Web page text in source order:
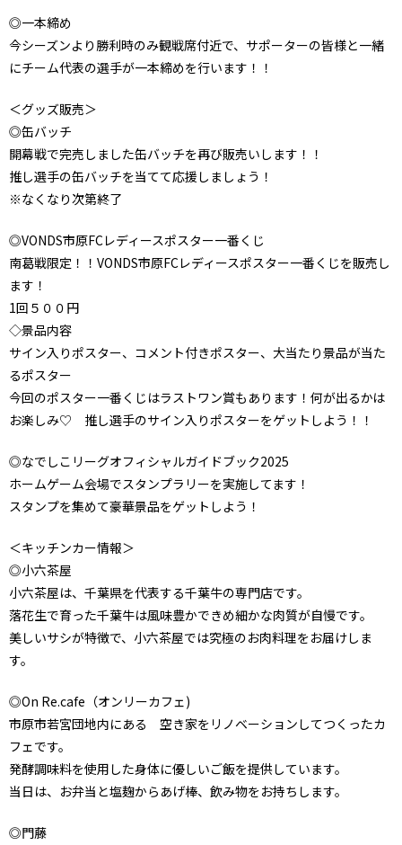
◎一本締め
今シーズンより勝利時のみ観戦席付近で、サポーターの皆様と一緒
にチーム代表の選手が一本締めを行います！！
＜グッズ販売＞
◎缶バッチ
開幕戦で完売しました缶バッチを再び販売いします！！
推し選手の缶バッチを当てて応援しましょう！
※なくなり次第終了
◎VONDS市原FCレディースポスター一番くじ
南葛戦限定！！VONDS市原FCレディースポスター一番くじを販売し
ます！
1回５００円
◇景品内容
サイン入りポスター、コメント付きポスター、大当たり景品が当た
るポスター
今回のポスター一番くじはラストワン賞もあります！何が出るかは
お楽しみ♡ 推し選手のサイン入りポスターをゲットしよう！！
◎なでしこリーグオフィシャルガイドブック2025
ホームゲーム会場でスタンプラリーを実施してます！
スタンプを集めて豪華景品をゲットしよう！
＜キッチンカー情報＞
◎小六茶屋
小六茶屋は、千葉県を代表する千葉牛の専門店です。
落花生で育った千葉牛は風味豊かできめ細かな肉質が自慢です。
美しいサシが特徴で、小六茶屋では究極のお肉料理をお届けしま
す。
◎On Re.cafe（オンリーカフェ)
市原市若宮団地内にある 空き家をリノベーションしてつくったカ
フェです。
発酵調味料を使用した身体に優しいご飯を提供しています。
当日は、お弁当と塩麹からあげ棒、飲み物をお持ちします。
◎門藤